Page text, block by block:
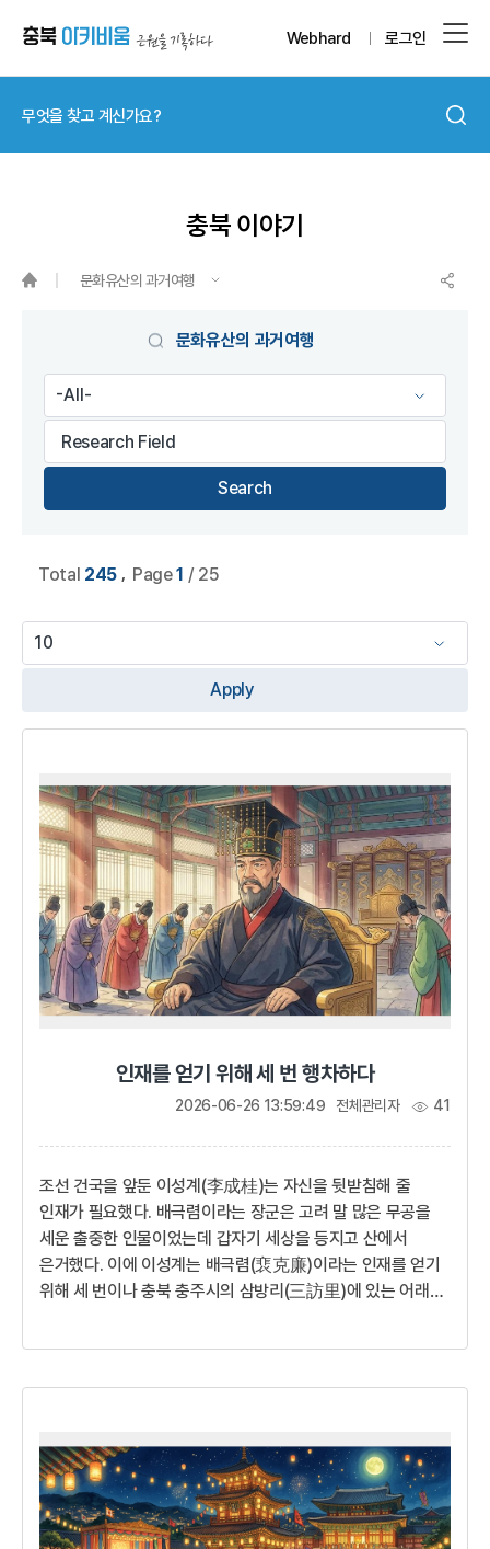
Webhard 로그인
충북 이야기
문화유산의 과거여행
문화유산의 과거여행
Total 245 Page1 / 25
Apply
인재를 얻기 위해 세 번 행차하다
전체관리자 41
조선 건국을 앞둔 이성계(李成桂)는 자신을 뒷받침해 줄
인재가 필요했다. 배극렴이라는 장군은 고려 말 많은 무공을
세운 출중한 인물이었는데 갑자기 세상을 등지고 산에서
은거했다. 이에 이성계는 배극렴(裵克廉)이라는 인재를 얻기
위해 세 번이나 충북 충주시의 삼방리(三訪里)에 있는 어래산
공신으로서 조선 제1대 재상이 되었다.무릇 새는 나무를 가려
필요하오!개혁을 향한 첫걸음1388년(고려 우왕 14) 고려
장수 이성계는 요동 땅을 치기 위해 위화도(威化島)까지
진군했다. 하지...
2026-06-26 13:59:49